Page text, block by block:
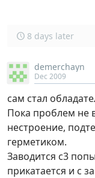
8 days later
demerchayn
Dec 2009
сам стал
Пока проблем не
нестроение,
герметиком.
Заводится с3
прикатается и с